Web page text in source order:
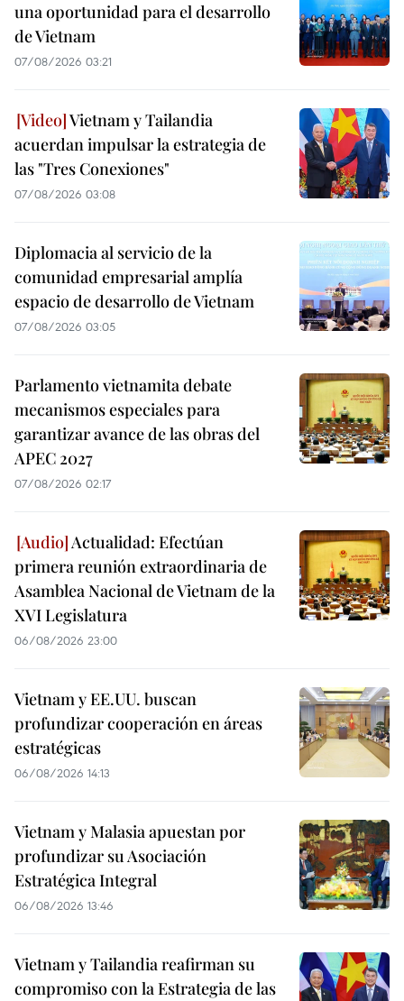
una oportunidad para el desarrollo
de Vietnam
07/08/2026 03:21
Vietnam y Tailandia
acuerdan impulsar la estrategia de
las "Tres Conexiones"
07/08/2026 03:08
Diplomacia al servicio de la
comunidad empresarial amplía
espacio de desarrollo de Vietnam
07/08/2026 03:05
Parlamento vietnamita debate
mecanismos especiales para
garantizar avance de las obras del
APEC 2027
07/08/2026 02:17
Actualidad: Efectúan
primera reunión extraordinaria de
Asamblea Nacional de Vietnam de la
XVI Legislatura
06/08/2026 23:00
Vietnam y EE.UU. buscan
profundizar cooperación en áreas
estratégicas
06/08/2026 14:13
Vietnam y Malasia apuestan por
profundizar su Asociación
Estratégica Integral
06/08/2026 13:46
Vietnam y Tailandia reafirman su
compromiso con la Estrategia de las